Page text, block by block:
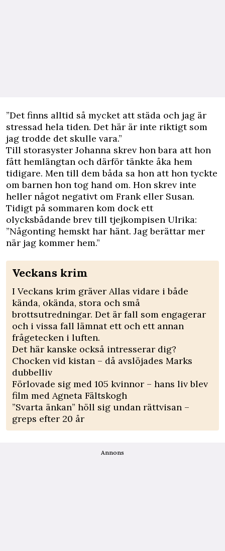
”Det finns alltid så mycket att städa och jag är
stressad hela tiden. Det här är inte riktigt som
jag trodde det skulle vara.”
Till storasyster Johanna skrev hon bara att hon
fått hemlängtan och därför tänkte åka hem
tidigare. Men till dem båda sa hon att hon tyckte
om barnen hon tog hand om. Hon skrev inte
heller något negativt om Frank eller Susan.
Tidigt på sommaren kom dock ett
olycksbådande brev till tjejkompisen Ulrika:
”Någonting hemskt har hänt. Jag berättar mer
när jag kommer hem.”
Veckans krim
I Veckans krim gräver Allas vidare i både
kända, okända, stora och små
brottsutredningar. Det är fall som engagerar
och i vissa fall lämnat ett och ett annan
frågetecken i luften.
Det här kanske också intresserar dig?
Chocken vid kistan – då avslöjades Marks
dubbelliv
Förlovade sig med 105 kvinnor – hans liv blev
film med Agneta Fältskogh
”Svarta änkan” höll sig undan rättvisan –
greps efter 20 år
Annons